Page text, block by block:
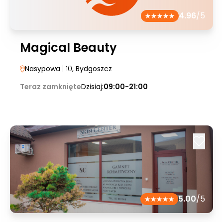
4.96/5
Magical Beauty
Nasypowa | 10, Bydgoszcz
Teraz zamknięteDzisiaj:09:00-21:00
5.00/5